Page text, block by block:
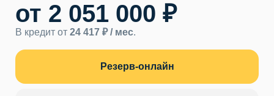
от 2 051 000 ₽
В кредит от 24 417 ₽ / мес.
Резерв-онлайн